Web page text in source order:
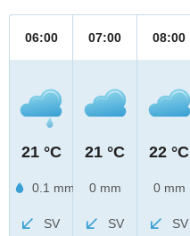
06:00
21 °C
0.1 mm
SV
07:00
21 °C
0 mm
SV
08:00
22 °C
0 mm
SV